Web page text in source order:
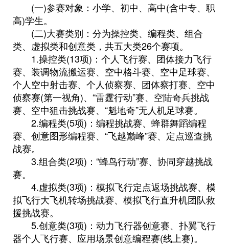
(一)参赛对象：小学、初中、高中(含中专、职
高)学生。
(二)大赛类别：分为操控类、编程类、组合
类、虚拟类和创意类，共五大类26个赛项。
1.操控类(13项)：个人飞行赛、团体接力飞行
赛、装调物流搬运赛、空中格斗赛、空中足球赛、
个人空中射击赛、个人侦察赛、团体察打赛、空中
侦察赛(第一视角)、“雷霆行动”赛、空陆奇兵挑战
赛、空中狙击挑战赛、“魁地奇”无人机足球赛。
2.编程类(5项)：编程挑战赛、蜂群舞蹈编程
赛、创意图形编程赛、“飞越巅峰”赛、定点巡查挑
战赛。
3.组合类(2项)：“蜂鸟行动”赛、协同穿越挑战
赛。
4.虚拟类(3项)：模拟飞行定点返场挑战赛、模
拟飞行大飞机转场挑战赛、模拟飞行直升机团队救
援挑战赛。
5.创意类(3项)：动力飞行器创意赛、扑翼飞行
器个人飞行赛、应用场景创意编程赛(线上赛)。